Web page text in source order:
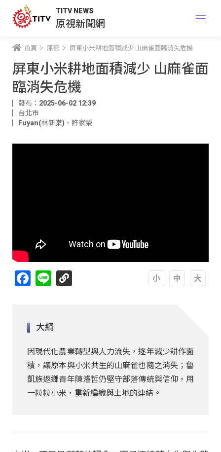
TITV NEWS
原視新聞網
首頁 原鄉 屏東小米耕地面積減少 山麻雀面臨消失危機
屏東小米耕地面積減少 山麻雀面
臨消失危機
發布：2025-06-02 12:39
台北市
Fuyan(林新棠) 、 許家榮
Facebook
Line
大綱
因現代化農業轉型與人力流失，逐年減少耕作面
積，讓原本與小米共生的山麻雀也隨之消失；魯
凱族返鄉青年陳濬哲仍堅守部落傳統與信仰，用
一粒粒小米，重新編織與土地的連結。